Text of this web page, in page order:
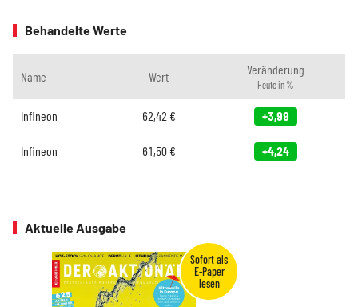
Behandelte Werte
Name Wert Veränderung
Heute in %
Infineon 62,42 € +3,99
Infineon 61,50€ +4,24
Aktuelle Ausgabe